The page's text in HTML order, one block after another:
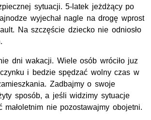
sytuacji. 5-latek jeżdżący po
wyjechał nagle na drogę wprost
Na szczęście dziecko nie odniosło
dni wakacji. Wiele osób wróciło juz
i bedzie spędzać wolny czas w
Zadbajmy o swoje
sposób, a jeśli widzimy sytuacje
małoletnim nie pozostawajmy obojetni.